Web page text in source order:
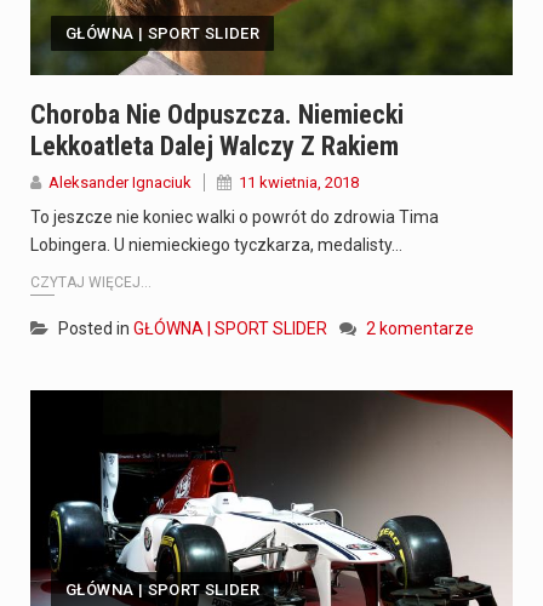
GŁÓWNA | SPORT SLIDER
Choroba Nie Odpuszcza. Niemiecki
Lekkoatleta Dalej Walczy Z Rakiem
Aleksander Ignaciuk 11 kwietnia, 2018
To jeszcze nie koniec walki o powrót do zdrowia Tima
Lobingera. U niemieckiego tyczkarza, medalisty…
CZYTAJ WIĘCEJ...
Posted in GŁÓWNA | SPORT SLIDER 2 komentarze
GŁÓWNA | SPORT SLIDER